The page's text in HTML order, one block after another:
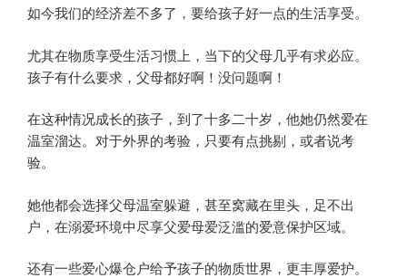
如今我们的经济差不多了，要给孩子好一点的生活享受。
尤其在物质享受生活习惯上，当下的父母几乎有求必应。
孩子有什么要求，父母都好啊！没问题啊！
在这种情况成长的孩子，到了十多二十岁，他她仍然爱在
温室溜达。对于外界的考验，只要有点挑剔，或者说考
验。
她他都会选择父母温室躲避，甚至窝藏在里头，足不出
户，在溺爱环境中尽享父爱母爱泛滥的爱意保护区域。
还有一些爱心爆仓户给予孩子的物质世界，更丰厚爱护。